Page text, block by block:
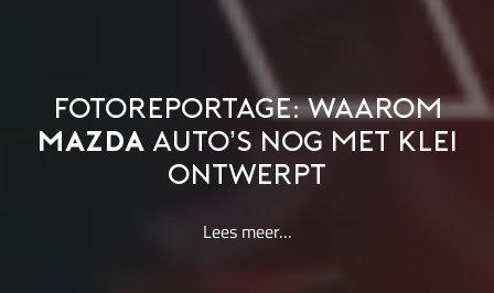
FOTOREPORTAGE: WAAROM
MAZDA AUTO’S NOG MET KLEI
ONTWERPT
Lees meer…